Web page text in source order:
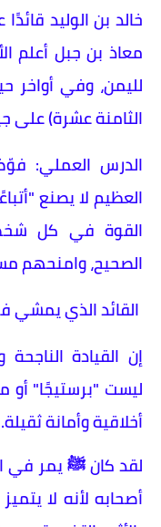
خالد بن الوليد
معاذ بن جبل أعلم
لليمن، وفي أواخر
الثامنة عشرة) على
​الدرس العملي:
العظيم لا يصنع
القوة في كل
الصحيح، وامنحهم
القائد الذي يمشي
​إن القيادة
ليست "برستيجًا" أو
أخلاقية وأمانة ثقيلة.
​لقد كان ﷺ يمر في
أصحابه لأنه لا